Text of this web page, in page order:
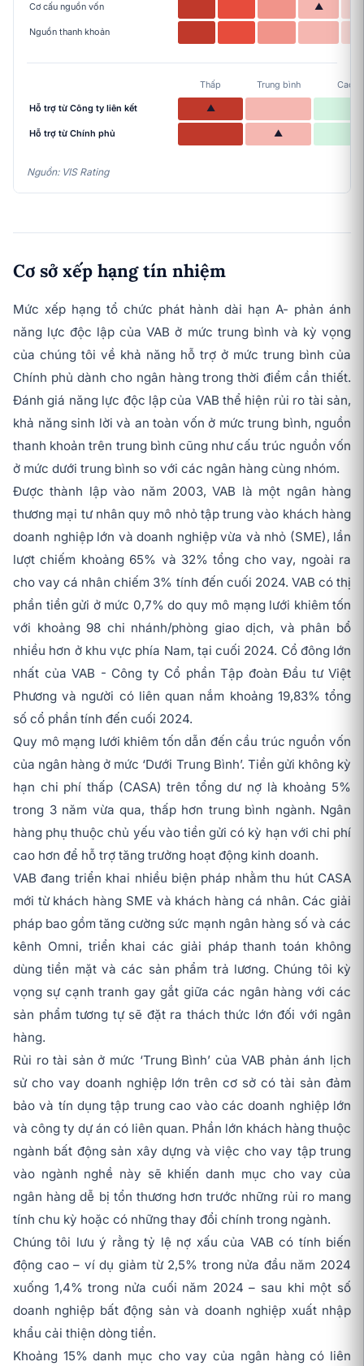
Cơ cấu nguồn vốn ▲
Nguồn thanh khoản
Thấp Trung bình Cao
Hỗ trợ từ Công ty liên kết ▲
Hỗ trợ từ Chính phủ ▲
Nguồn: VIS Rating
Cơ sở xếp hạng tín nhiệm
Mức xếp hạng tổ chức phát hành dài hạn A- phản ánh
năng lực độc lập của VAB ở mức trung bình và kỳ vọng
của chúng tôi về khả năng hỗ trợ ở mức trung bình của
Chính phủ dành cho ngân hàng trong thời điểm cần thiết.
Đánh giá năng lực độc lập của VAB thể hiện rủi ro tài sản,
khả năng sinh lời và an toàn vốn ở mức trung bình, nguồn
thanh khoản trên trung bình cũng như cấu trúc nguồn vốn
ở mức dưới trung bình so với các ngân hàng cùng nhóm.
Được thành lập vào năm 2003, VAB là một ngân hàng
thương mại tư nhân quy mô nhỏ tập trung vào khách hàng
doanh nghiệp lớn và doanh nghiệp vừa và nhỏ (SME), lần
lượt chiếm khoảng 65% và 32% tổng cho vay, ngoài ra
cho vay cá nhân chiếm 3% tính đến cuối 2024. VAB có thị
phần tiền gửi ở mức 0,7% do quy mô mạng lưới khiêm tốn
với khoảng 98 chi nhánh/phòng giao dịch, và phân bổ
nhiều hơn ở khu vực phía Nam, tại cuối 2024. Cổ đông lớn
nhất của VAB - Công ty Cổ phần Tập đoàn Đầu tư Việt
Phương và người có liên quan nắm khoảng 19,83% tổng
số cổ phần tính đến cuối 2024.
Quy mô mạng lưới khiêm tốn dẫn đến cầu trúc nguồn vốn
của ngân hàng ở mức ‘Dưới Trung Bình’. Tiền gửi không kỳ
hạn chi phí thấp (CASA) trên tổng dư nợ là khoảng 5%
trong 3 năm vừa qua, thấp hơn trung bình ngành. Ngân
hàng phụ thuộc chủ yếu vào tiền gửi có kỳ hạn với chi phí
cao hơn để hỗ trợ tăng trưởng hoạt động kinh doanh.
VAB đang triển khai nhiều biện pháp nhằm thu hút CASA
mới từ khách hàng SME và khách hàng cá nhân. Các giải
pháp bao gồm tăng cường sức mạnh ngân hàng số và các
kênh Omni, triển khai các giải pháp thanh toán không
dùng tiền mặt và các sản phẩm trả lương. Chúng tôi kỳ
vọng sự cạnh tranh gay gắt giữa các ngân hàng với các
sản phẩm tương tự sẽ đặt ra thách thức lớn đối với ngân
hàng.
Rủi ro tài sản ở mức ‘Trung Bình’ của VAB phản ánh lịch
sử cho vay doanh nghiệp lớn trên cơ sở có tài sản đảm
bảo và tín dụng tập trung cao vào các doanh nghiệp lớn
và công ty dự án có liên quan. Phần lớn khách hàng thuộc
ngành bất động sản xây dựng và việc cho vay tập trung
vào ngành nghề này sẽ khiến danh mục cho vay của
ngân hàng dễ bị tổn thương hơn trước những rủi ro mang
tính chu kỳ hoặc có những thay đổi chính trong ngành.
Chúng tôi lưu ý rằng tỷ lệ nợ xấu của VAB có tính biến
động cao – ví dụ giảm từ 2,5% trong nửa đầu năm 2024
xuống 1,4% trong nửa cuối năm 2024 – sau khi một số
doanh nghiệp bất động sản và doanh nghiệp xuất nhập
khẩu cải thiện dòng tiền.
Khoảng 15% danh mục cho vay của ngân hàng có liên